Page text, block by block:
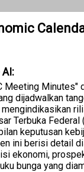
Meeting Minutes"
dijadwalkan
Terbuka Federal
keputusan
ini berisi detail
ekonomi,
bunga yang